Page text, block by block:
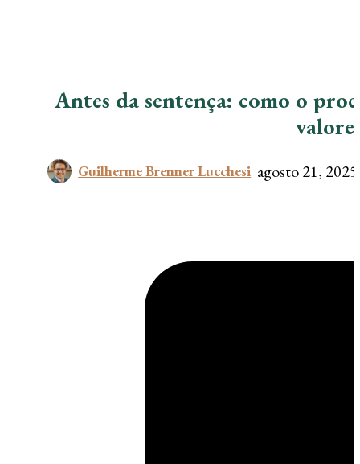
Antes da sentença: como o
Guilherme Brenner Lucchesi agosto 21, 2025